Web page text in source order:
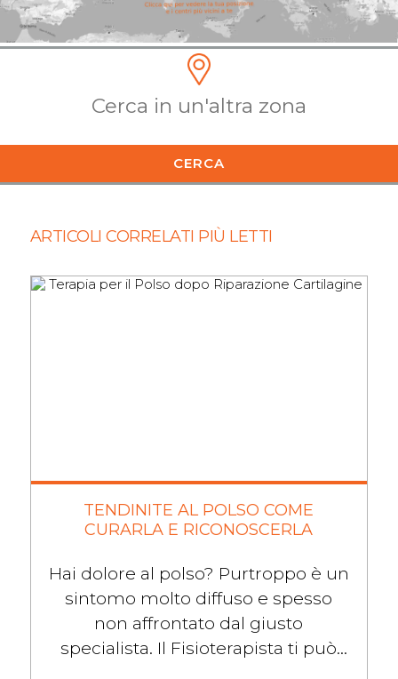
CERCA
ARTICOLI CORRELATI PIÙ LETTI
TENDINITE AL POLSO COME
CURARLA E RICONOSCERLA
Hai dolore al polso? Purtroppo è un
sintomo molto diffuso e spesso
non affrontato dal giusto
specialista. Il Fisioterapista ti può